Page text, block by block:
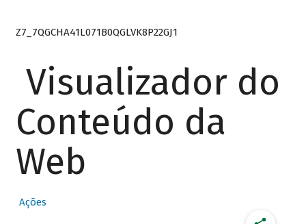
Z7_7QGCHA41L071B0QGLVK8P22GJ1
Visualizador do
Conteúdo da
Web
Ações